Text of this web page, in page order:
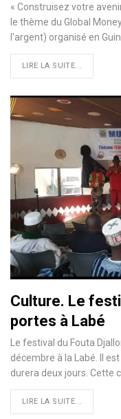
« Construisez votre
le thème du Global
l'argent) organisé en
LIRE LA SUITE...
Culture. Le
portes à Labé
Le festival du Fouta
décembre à la Labé. Il
durera deux jours. Cette
LIRE LA SUITE...